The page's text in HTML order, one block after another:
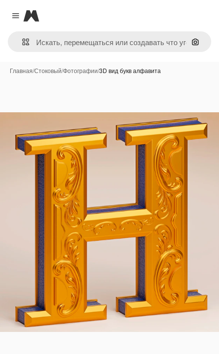
Close menu
Magnific
Поиск
Главная/Стоковый/Фотографии/3D вид букв алфавита